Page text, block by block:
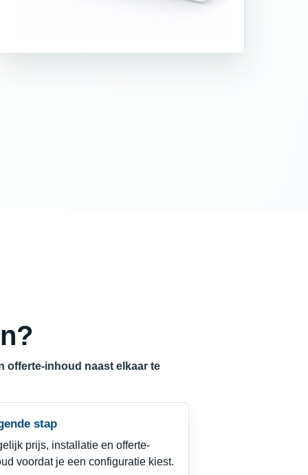
offerte-inhoud naast elkaar te
stap
prijs, installatie en offerte-
voordat je een configuratie kiest.